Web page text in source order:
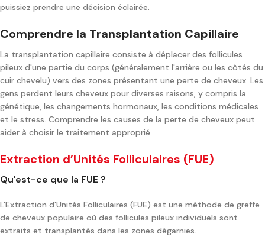
puissiez prendre une décision éclairée.
Comprendre la Transplantation Capillaire
La transplantation capillaire consiste à déplacer des follicules
pileux d'une partie du corps (généralement l'arrière ou les côtés du
cuir chevelu) vers des zones présentant une perte de cheveux. Les
gens perdent leurs cheveux pour diverses raisons, y compris la
génétique, les changements hormonaux, les conditions médicales
et le stress. Comprendre les causes de la perte de cheveux peut
aider à choisir le traitement approprié.
Extraction d’Unités Folliculaires (FUE)
Qu'est-ce que la FUE ?
L'Extraction d’Unités Folliculaires (FUE) est une méthode de greffe
de cheveux populaire où des follicules pileux individuels sont
extraits et transplantés dans les zones dégarnies.